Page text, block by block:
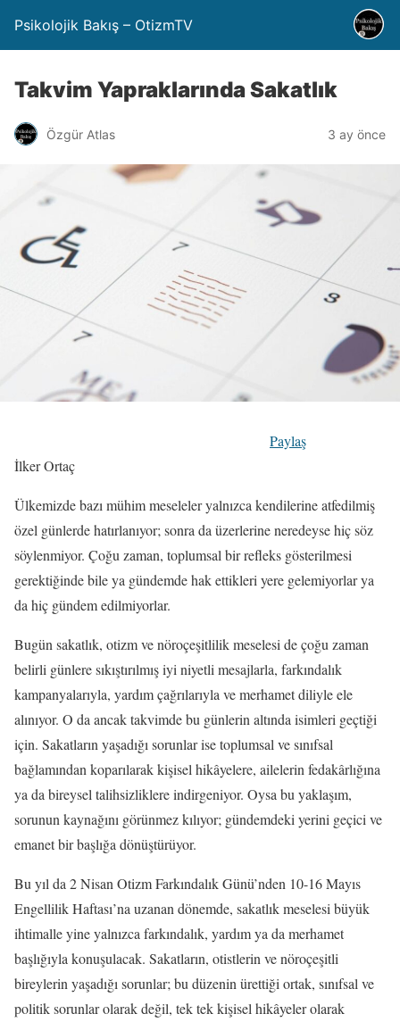
Psikolojik Bakış – OtizmTV
Takvim Yapraklarında Sakatlık
Özgür Atlas 3 ay önce
Paylaş
İlker Ortaç
Ülkemizde bazı mühim meseleler yalnızca kendilerine atfedilmiş
özel günlerde hatırlanıyor; sonra da üzerlerine neredeyse hiç söz
söylenmiyor. Çoğu zaman, toplumsal bir refleks gösterilmesi
gerektiğinde bile ya gündemde hak ettikleri yere gelemiyorlar ya
da hiç gündem edilmiyorlar.
Bugün sakatlık, otizm ve nöroçeşitlilik meselesi de çoğu zaman
belirli günlere sıkıştırılmış iyi niyetli mesajlarla, farkındalık
kampanyalarıyla, yardım çağrılarıyla ve merhamet diliyle ele
alınıyor. O da ancak takvimde bu günlerin altında isimleri geçtiği
için. Sakatların yaşadığı sorunlar ise toplumsal ve sınıfsal
bağlamından koparılarak kişisel hikâyelere, ailelerin fedakârlığına
ya da bireysel talihsizliklere indirgeniyor. Oysa bu yaklaşım,
sorunun kaynağını görünmez kılıyor; gündemdeki yerini geçici ve
emanet bir başlığa dönüştürüyor.
Bu yıl da 2 Nisan Otizm Farkındalık Günü’nden 10-16 Mayıs
Engellilik Haftası’na uzanan dönemde, sakatlık meselesi büyük
ihtimalle yine yalnızca farkındalık, yardım ya da merhamet
başlığıyla konuşulacak. Sakatların, otistlerin ve nöroçeşitli
bireylerin yaşadığı sorunlar; bu düzenin ürettiği ortak, sınıfsal ve
politik sorunlar olarak değil, tek tek kişisel hikâyeler olarak